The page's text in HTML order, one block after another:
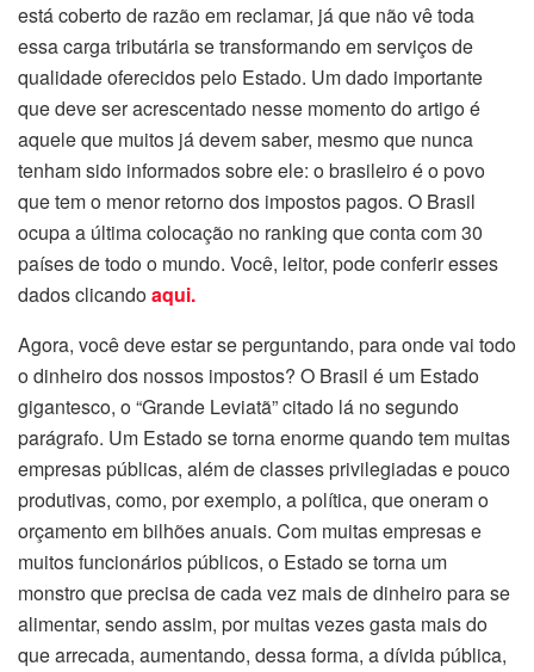
está coberto de razão em reclamar, já que não vê toda
essa carga tributária se transformando em serviços de
qualidade oferecidos pelo Estado. Um dado importante
que deve ser acrescentado nesse momento do artigo é
aquele que muitos já devem saber, mesmo que nunca
tenham sido informados sobre ele: o brasileiro é o povo
que tem o menor retorno dos impostos pagos. O Brasil
ocupa a última colocação no ranking que conta com 30
países de todo o mundo. Você, leitor, pode conferir esses
dados clicandoaqui.
Agora, você deve estar se perguntando, para onde vai todo
o dinheiro dos nossos impostos? O Brasil é um Estado
gigantesco, o “Grande Leviatã” citado lá no segundo
parágrafo. Um Estado se torna enorme quando tem muitas
empresas públicas, além de classes privilegiadas e pouco
produtivas, como, por exemplo, a política, que oneram o
orçamento em bilhões anuais. Com muitas empresas e
muitos funcionários públicos, o Estado se torna um
monstro que precisa de cada vez mais de dinheiro para se
alimentar, sendo assim, por muitas vezes gasta mais do
que arrecada, aumentando, dessa forma, a dívida pública,